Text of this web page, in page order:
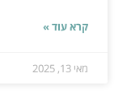
קרא עוד »
מאי 13, 2025